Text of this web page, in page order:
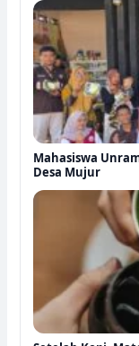
Mahasiswa
Desa Mujur